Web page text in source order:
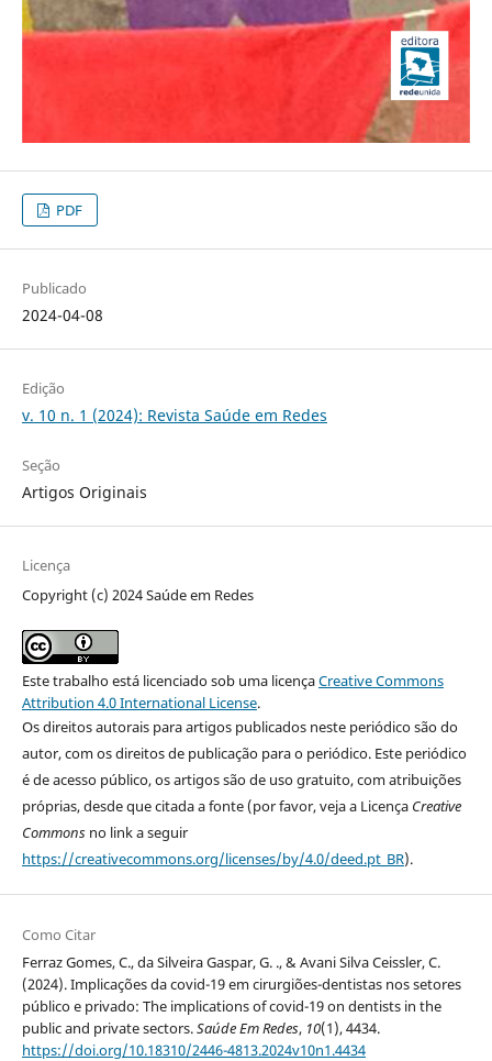
PDF
Publicado
2024-04-08
Edição
v. 10 n. 1 (2024): Revista Saúde em Redes
Seção
Artigos Originais
Licença
Copyright (c) 2024 Saúde em Redes
Este trabalho está licenciado sob uma licençaCreative Commons
Attribution 4.0 International License.
Os direitos autorais para artigos publicados neste periódico são do
autor, com os direitos de publicação para o periódico. Este periódico
é de acesso público, os artigos são de uso gratuito, com atribuições
próprias, desde que citada a fonte (por favor, veja a Licença Creative
Commonsno link a seguir
https://creativecommons.org/licenses/by/4.0/deed.pt_BR).
Como Citar
Ferraz Gomes, C., da Silveira Gaspar, G. ., & Avani Silva Ceissler, C.
(2024). Implicações da covid-19 em cirurgiões-dentistas nos setores
público e privado: The implications of covid-19 on dentists in the
public and private sectors.Saúde Em Redes, 10(1), 4434.
https://doi.org/10.18310/2446-4813.2024v10n1.4434